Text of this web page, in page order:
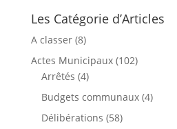
Les Catégorie d’Articles
A classer(8)
Actes Municipaux(102)
Arrêtés (4)
Budgets communaux(4)
Délibérations (58)